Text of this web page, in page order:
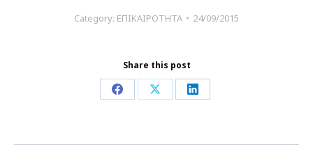
Category: ΕΠΙΚΑΙΡΟΤΗΤΑ 24/09/2015
Share this post
Share
Facebook
Share
X
Share
LinkedIn